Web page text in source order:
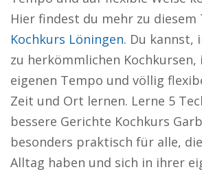
Hier findest du mehr zu diesem
Kochkurs Löningen. Du kannst,
zu herkömmlichen Kochkursen,
eigenen Tempo und völlig
Zeit und Ort lernen. Lerne 5
bessere Gerichte Kochkurs
besonders praktisch für alle,
Alltag haben und sich in ihrer